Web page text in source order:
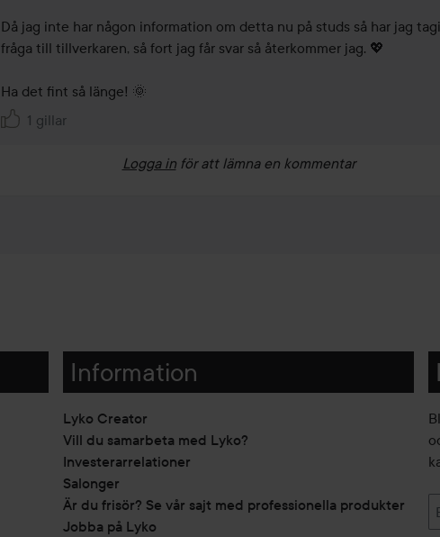
Då jag inte har någon information om detta nu på studs så har jag
fråga till tillverkaren, så fort jag får svar så återkommer jag. 💖
Ha det fint så länge! 🌞
1 gillar
Logga in för att lämna en kommentar
Information
Lyko Creator
Vill du samarbeta med Lyko?
Investerarrelationer
Salonger
Är du frisör? Se vår sajt med professionella produkter
Jobba på Lyko